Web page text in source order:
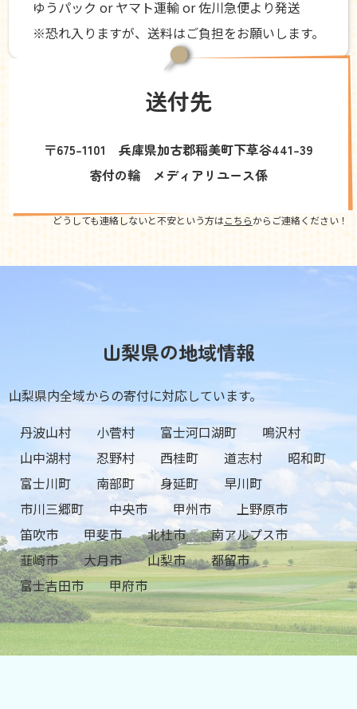
ゆうパック or ヤマト運輸 or 佐川急便より発送
※恐れ入りますが、送料はご負担をお願いします。
送付先
〒675-1101 兵庫県加古郡稲美町下草谷441-39
寄付の輪 メディアリユース係
どうしても連絡しないと不安という方はこちらからご連絡ください！
山梨県の地域情報
山梨県内全域からの寄付に対応しています。
丹波山村
小菅村 富士河口湖町
鳴沢村
山中湖村
忍野村 西桂町 道志村
昭和町
富士川町
南部町 身延町
早川町
市川三郷町
中央市 甲州市
上野原市
笛吹市
甲斐市 北杜市
南アルプス市
韮崎市
大月市 山梨市
都留市
富士吉田市
甲府市